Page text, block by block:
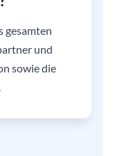
gesamten
und
sowie die